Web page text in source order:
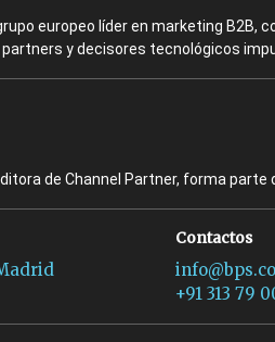
europeo líder en marketing B2B,
y decisores tecnológicos
de Channel Partner, forma parte
Contactos
+91 313 79